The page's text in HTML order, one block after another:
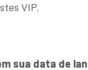
VIP.
sua data de